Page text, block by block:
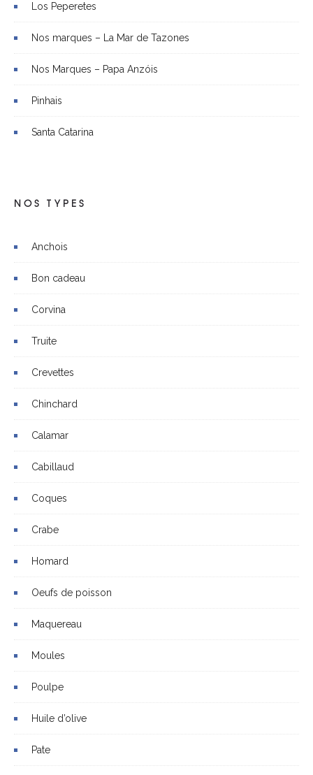
Los Peperetes
Nos marques – La Mar de Tazones
Nos Marques – Papa Anzóis
Pinhais
Santa Catarina
NOS TYPES
Anchois
Bon cadeau
Corvina
Truite
Crevettes
Chinchard
Calamar
Cabillaud
Coques
Crabe
Homard
Oeufs de poisson
Maquereau
Moules
Poulpe
Huile d’olive
Pate